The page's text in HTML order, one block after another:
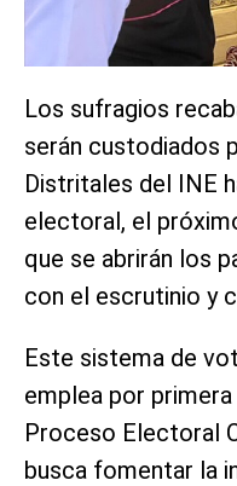
Los sufragios
serán custodiados
Distritales del INE
electoral, el
que se abrirán los
con el escrutinio y
Este sistema de
emplea por
Proceso Electoral
busca fomentar la